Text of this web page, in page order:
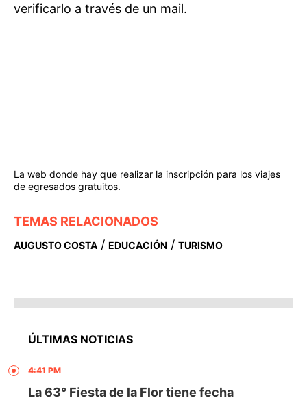
verificarlo a través de un mail.
La web donde hay que realizar la inscripción para los viajes
de egresados gratuitos.
TEMAS RELACIONADOS
AUGUSTO COSTA / EDUCACIÓN / TURISMO
ÚLTIMAS NOTICIAS
4:41 PM
La 63° Fiesta de la Flor tiene fecha